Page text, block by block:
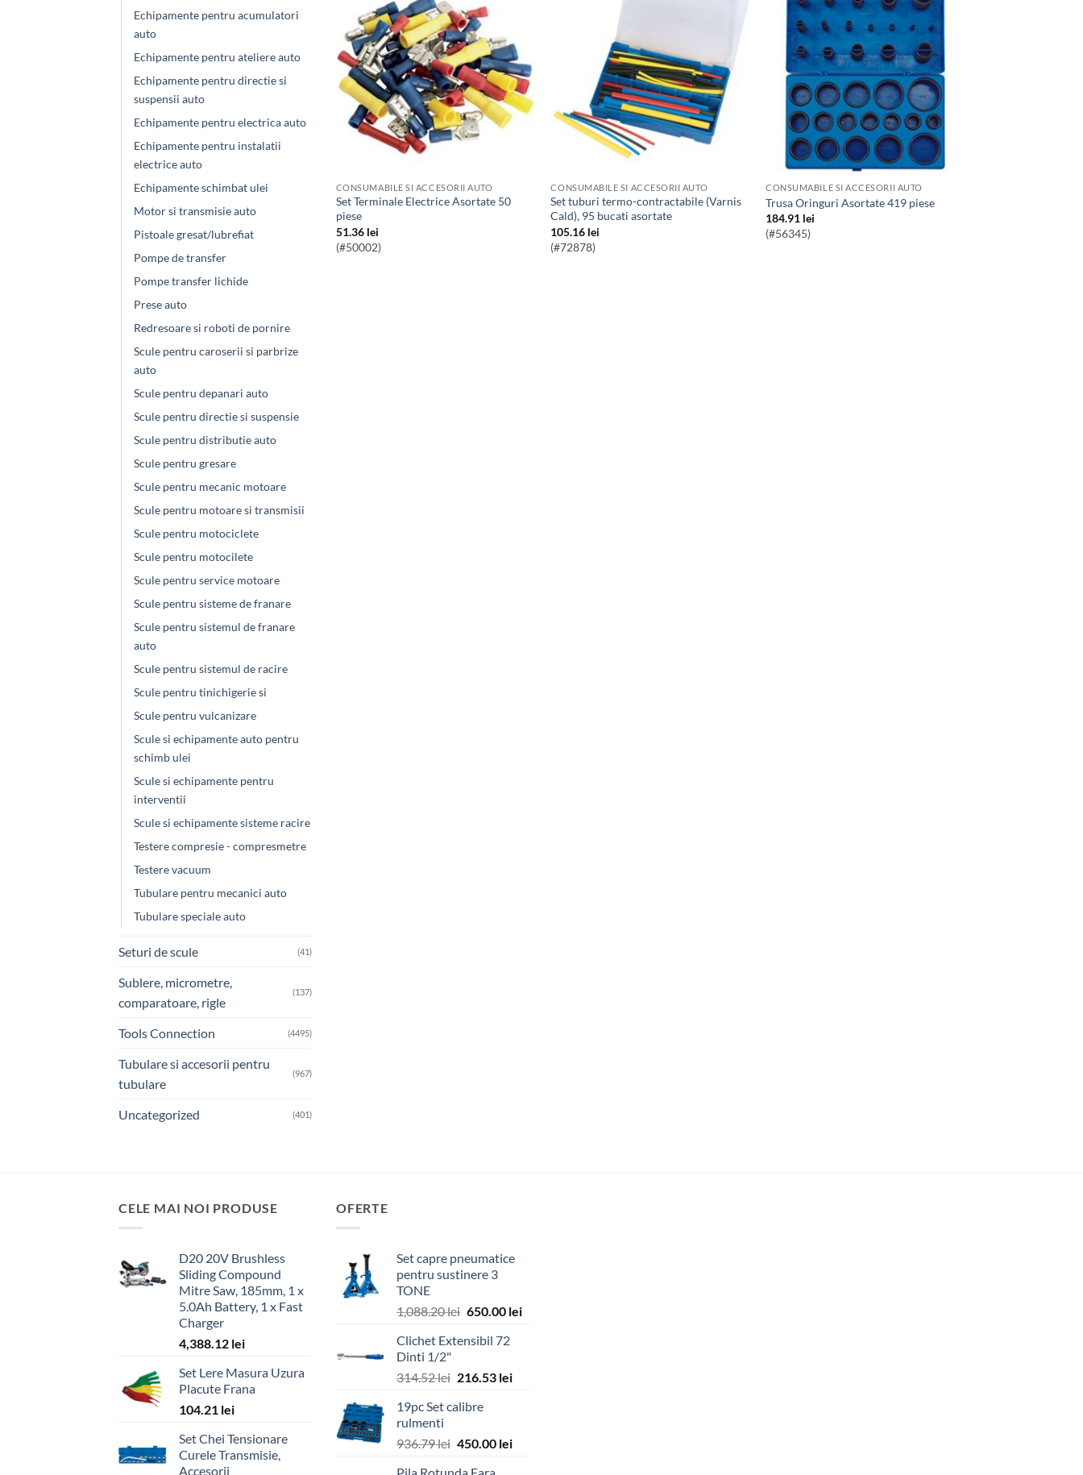
Echipamente pentru acumulatori
auto
Echipamente pentru ateliere auto
Echipamente pentru directie si
suspensii auto
Echipamente pentru electrica auto
Echipamente pentru instalatii
electrice auto
Echipamente schimbat ulei
Motor si transmisie auto
Pistoale gresat/lubrefiat
Pompe de transfer
Pompe transfer lichide
Prese auto
Redresoare si roboti de pornire
Scule pentru caroserii si parbrize
auto
Scule pentru depanari auto
Scule pentru directie si suspensie
Scule pentru distributie auto
Scule pentru gresare
Scule pentru mecanic motoare
Scule pentru motoare si transmisii
Scule pentru motociclete
Scule pentru motocilete
Scule pentru service motoare
Scule pentru sisteme de franare
Scule pentru sistemul de franare
auto
Scule pentru sistemul de racire
Scule pentru tinichigerie si
Scule pentru vulcanizare
Scule si echipamente auto pentru
schimb ulei
Scule si echipamente pentru
interventii
Scule si echipamente sisteme racire
Testere compresie - compresmetre
Testere vacuum
Tubulare pentru mecanici auto
Tubulare speciale auto
Seturi de scule (41)
Sublere, micrometre,
comparatoare, rigle
(137)
Tools Connection (4495)
Tubulare si accesorii pentru
tubulare
(967)
Uncategorized (401)
CONSUMABILE SI ACCESORII AUTO
Set Terminale Electrice Asortate 50
piese
51.36 lei
(#50002)
CONSUMABILE SI ACCESORII AUTO
Set tuburi termo-contractabile (Varnis
Cald), 95 bucati asortate
105.16 lei
(#72878)
CONSUMABILE SI ACCESORII AUTO
Trusa Oringuri Asortate 419 piese
184.91 lei
(#56345)
CELE MAI NOI PRODUSE
D20 20V Brushless
Sliding Compound
Mitre Saw, 185mm, 1 x
5.0Ah Battery, 1 x Fast
Charger
4,388.12 lei
Set Lere Masura Uzura
Placute Frana
104.21 lei
Set Chei Tensionare
Curele Transmisie,
Accesorii
OFERTE
Set capre pneumatice
pentru sustinere 3
TONE
1,088.20lei Prețul
a
1,088.20 lei.
650.00 leiPrețul
Clichet Extensibil 72
Dinti 1/2"
314.52lei Prețul
a
314.52 lei.
216.53 leiPrețul
19pc Set calibre
rulmenti
936.79lei Prețul
450.00 leiPrețul
Pila Rotunda Fara